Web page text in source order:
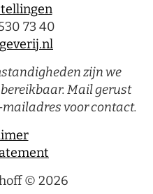
73 40
zijn we
Mail gerust
voor contact.
© 2026